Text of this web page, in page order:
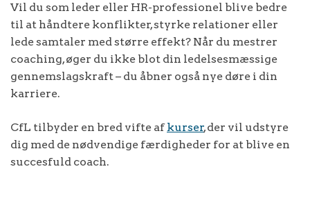
Vil du som leder eller HR-professionel blive bedre
til at håndtere konflikter, styrke relationer eller
lede samtaler med større effekt? Når du mestrer
coaching, øger du ikke blot din ledelsesmæssige
gennemslagskraft – du åbner også nye døre i din
karriere.
CfL tilbyder en bred vifte afkurser, der vil udstyre
dig med de nødvendige færdigheder for at blive en
succesfuld coach.